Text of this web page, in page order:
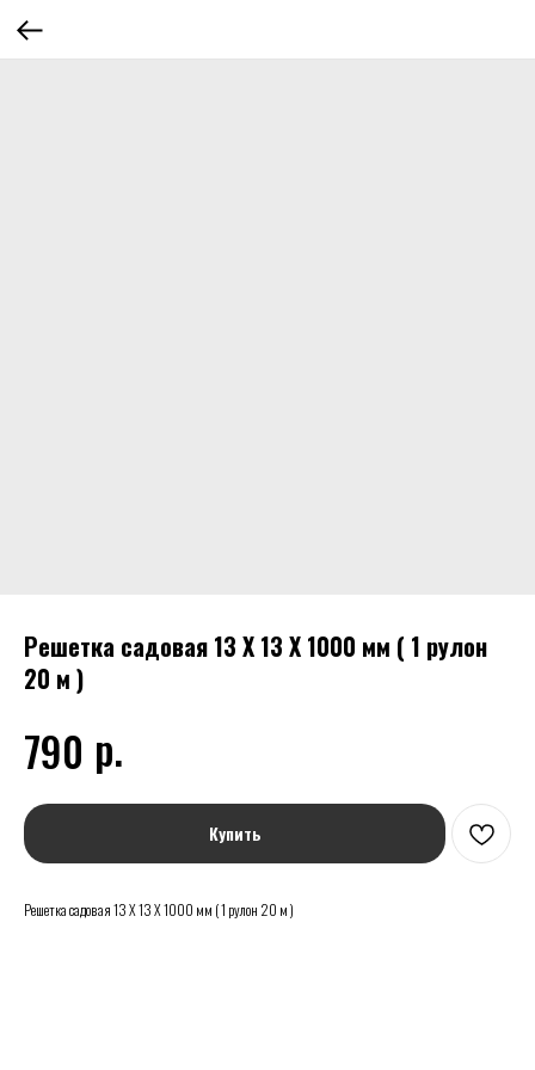
Решетка садовая 13 Х 13 Х 1000 мм ( 1 рулон
20 м )
790 р.
Купить
Решетка садовая 13 Х 13 Х 1000 мм ( 1 рулон 20 м )